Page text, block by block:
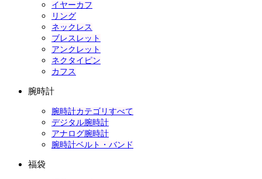
イヤーカフ
リング
ネックレス
ブレスレット
アンクレット
ネクタイピン
カフス
腕時計
腕時計カテゴリすべて
デジタル腕時計
アナログ腕時計
腕時計ベルト・バンド
福袋